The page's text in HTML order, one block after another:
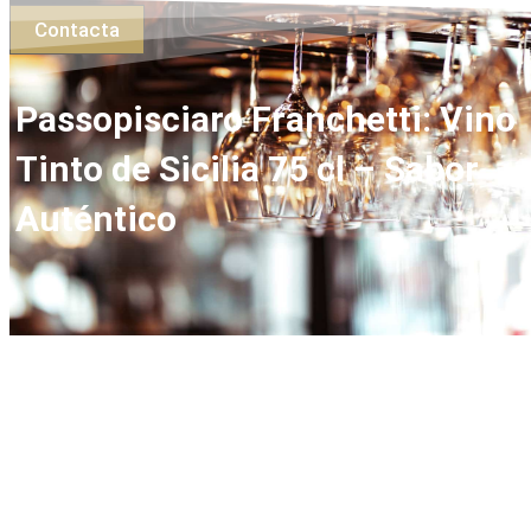
Contacta
Passopisciaro Franchetti: Vino
Tinto de Sicilia 75 cl – Sabor
Auténtico